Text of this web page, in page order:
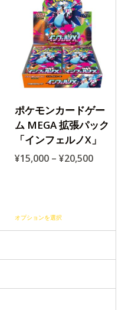
ポケモンカードゲー
ム MEGA 拡張パック
「インフェルノX」
¥15,000– ¥20,500
オプションを選択